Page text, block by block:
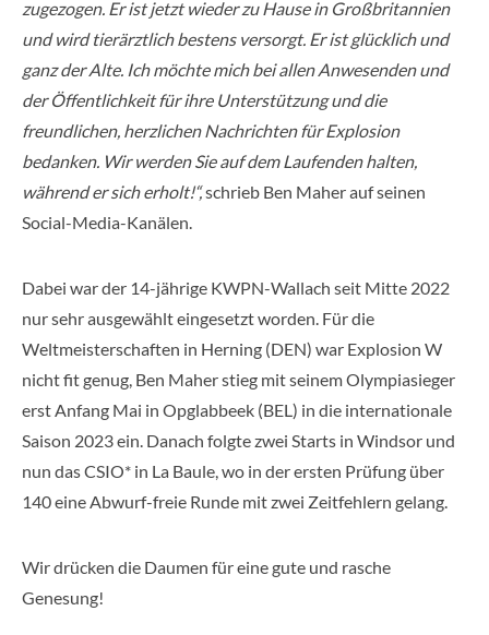
zugezogen. Er ist jetzt wieder zu Hause in Großbritannien
und wird tierärztlich bestens versorgt. Er ist glücklich und
ganz der Alte. Ich möchte mich bei allen Anwesenden und
der Öffentlichkeit für ihre Unterstützung und die
freundlichen, herzlichen Nachrichten für Explosion
bedanken. Wir werden Sie auf dem Laufenden halten,
während er sich erholt!“,schrieb Ben Maher auf seinen
Social-Media-Kanälen.
Dabei war der 14-jährige KWPN-Wallach seit Mitte 2022
nur sehr ausgewählt eingesetzt worden. Für die
Weltmeisterschaften in Herning (DEN) war Explosion W
nicht fit genug, Ben Maher stieg mit seinem Olympiasieger
erst Anfang Mai in Opglabbeek (BEL) in die internationale
Saison 2023 ein. Danach folgte zwei Starts in Windsor und
nun das CSIO* in La Baule, wo in der ersten Prüfung über
140 eine Abwurf-freie Runde mit zwei Zeitfehlern gelang.
Wir drücken die Daumen für eine gute und rasche
Genesung!